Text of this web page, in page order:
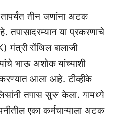
तीन जणांना अटक
तपासादरम्यान या प्रकरणाचे
मंत्री सेंथिल बालाजी
भाऊ अशोक यांच्याशी
आला आहे. टीव्हीके
तपास सुरू केला. यामध्ये
एका कर्मचाऱ्याला अटक